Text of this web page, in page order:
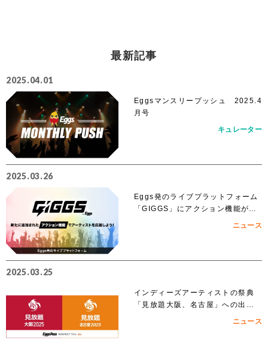
最新記事
2025.04.01
Eggsマンスリープッシュ 2025.4
月号
キュレーター
2025.03.26
Eggs発のライブプラットフォーム
「GIGGS」にアクション機能が追
ニュース
2025.03.25
インディーズアーティストの祭典
「見放題大阪、名古屋」への出演
ニュース